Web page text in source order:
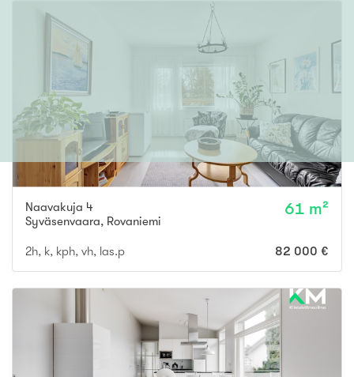
Naavakuja 4
Syväsenvaara, Rovaniemi
61 m²
2h, k, kph, vh, las.p 82 000 €